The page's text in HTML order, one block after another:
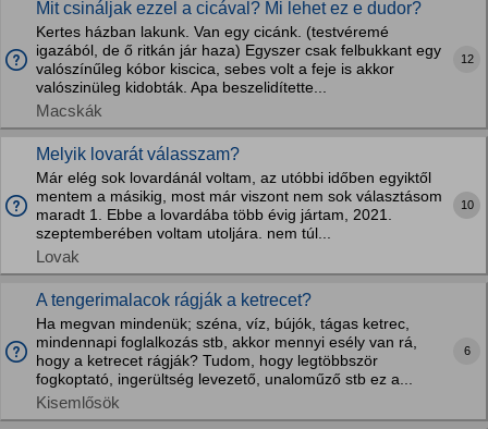
Mit csináljak ezzel a cicával? Mi lehet ez e dudor?
Kertes házban lakunk. Van egy cicánk. (testvéremé
igazából, de ő ritkán jár haza) Egyszer csak felbukkant egy
valószínűleg kóbor kiscica, sebes volt a feje is akkor
valószinüleg kidobták. Apa beszelidítette...
Macskák
12
Melyik lovarát válasszam?
Már elég sok lovardánál voltam, az utóbbi időben egyiktől
mentem a másikig, most már viszont nem sok választásom
maradt 1. Ebbe a lovardába több évig jártam, 2021.
szeptemberében voltam utoljára. nem túl...
Lovak
10
A tengerimalacok rágják a ketrecet?
Ha megvan mindenük; széna, víz, bújók, tágas ketrec,
mindennapi foglalkozás stb, akkor mennyi esély van rá,
hogy a ketrecet rágják? Tudom, hogy legtöbbször
fogkoptató, ingerültség levezető, unaloműző stb ez a...
Kisemlősök
6